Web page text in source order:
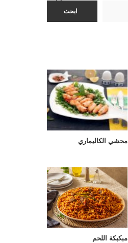
ابحث
محشي الكاليماري
مبكبكة اللحم